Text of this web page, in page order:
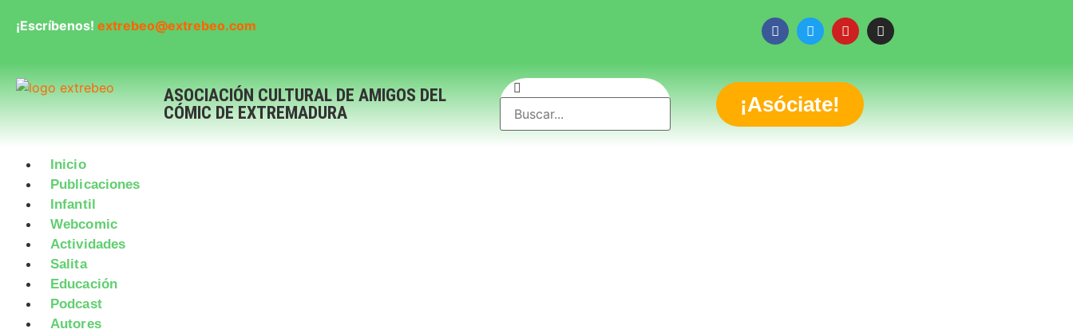
¡Escríbenos! extrebeo@extrebeo.com
ASOCIACIÓN CULTURAL DE AMIGOS DEL
CÓMIC DE EXTREMADURA
¡Asóciate!
Inicio
Publicaciones
Infantil
Webcomic
Actividades
Salita
Educación
Podcast
Autores